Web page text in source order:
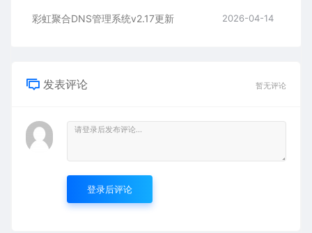
彩虹聚合DNS管理系统v2.17更新 2026-04-14
发表评论 暂无评论
登录后评论